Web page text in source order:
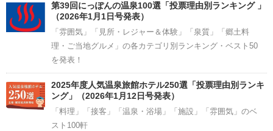
第39回にっぽんの温泉100選「投票理由別ランキング 」
（2026年1月1日号発表）
「雰囲気」「見所・レジャー＆体験」「泉質」「郷土料
理・ご当地グルメ」の各カテゴリ別ランキング・ベスト50
を発表！
2025年度人気温泉旅館ホテル250選「投票理由別ランキ
ング」（2026年1月12日号発表）
「料理」「接客」「温泉・浴場」「施設」「雰囲気」のベ
スト100軒